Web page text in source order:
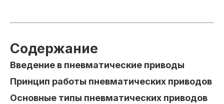
Содержание
Введение в пневматические приводы
Принцип работы пневматических приводов
Основные типы пневматических приводов